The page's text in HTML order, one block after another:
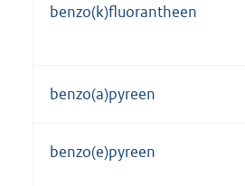
benzo(k)fluorantheen
benzo(a)pyreen
benzo(e)pyreen